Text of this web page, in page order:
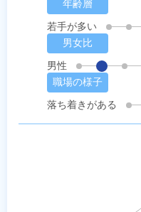
年齢層
若手が多い
男女比
男性
職場の様子
落ち着きがある